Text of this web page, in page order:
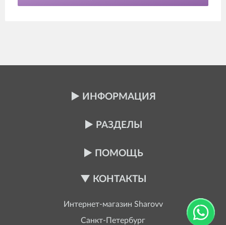
ИНФОРМАЦИЯ
РАЗДЕЛЫ
ПОМОЩЬ
КОНТАКТЫ
Интернет-магазин Sharovv
Санкт-Петербург